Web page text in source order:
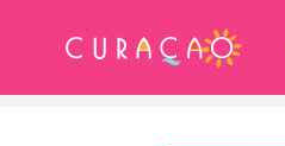
MEUS FAVORITOS